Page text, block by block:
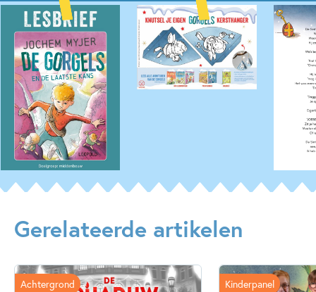
Gerelateerde artikelen
Achtergrond Kinderpanel